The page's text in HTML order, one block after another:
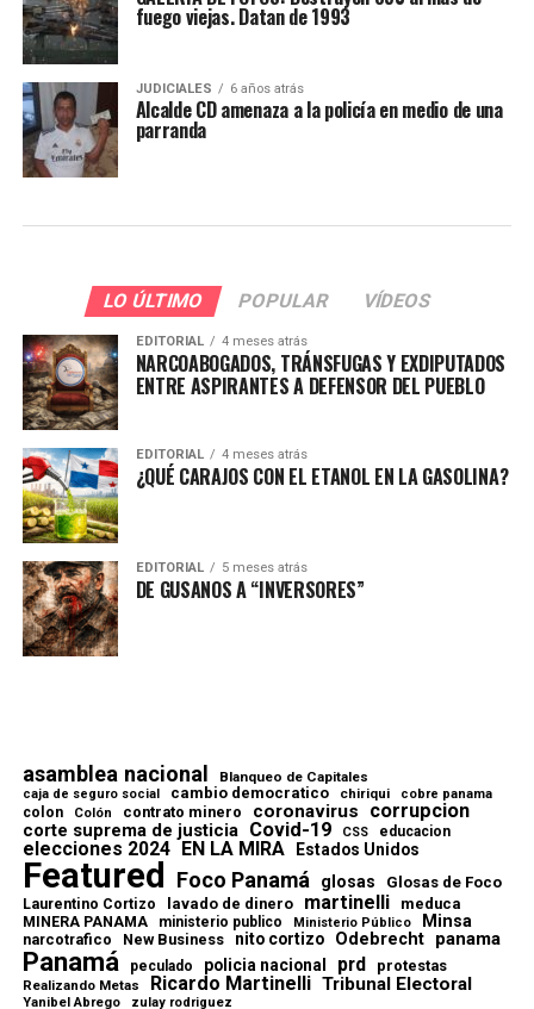
fuego viejas. Datan de 1993
JUDICIALES 6 años atrás
Alcalde CD amenaza a la policía en medio de una
parranda
LO ÚLTIMO POPULAR VÍDEOS
EDITORIAL 4 meses atrás
NARCOABOGADOS, TRÁNSFUGAS Y EXDIPUTADOS
ENTRE ASPIRANTES A DEFENSOR DEL PUEBLO
EDITORIAL 4 meses atrás
¿QUÉ CARAJOS CON EL ETANOL EN LA GASOLINA?
EDITORIAL 5 meses atrás
DE GUSANOS A “INVERSORES”
asamblea nacional Blanqueo de Capitales
caja de seguro social cambio democratico chiriqui cobre panama
colon Colón contrato minero coronavirus corrupcion
corte suprema de justicia Covid-19 CSS educacion
elecciones 2024 EN LA MIRA Estados Unidos
Featured Foco Panamá glosas Glosas de Foco
Laurentino Cortizo lavado de dinero martinelli meduca
MINERA PANAMA ministerio publico Ministerio Público Minsa
narcotrafico New Business nito cortizo Odebrecht panama
Panamá peculado policia nacional prd protestas
Realizando Metas Ricardo Martinelli Tribunal Electoral
Yanibel Abrego zulay rodriguez